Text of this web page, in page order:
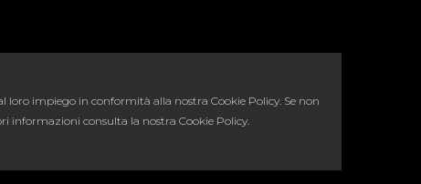
impiego in conformità alla nostra Cookie Policy. Se non
informazioni consulta la nostra Cookie Policy.